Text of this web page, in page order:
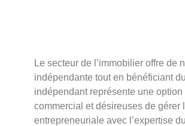
Le secteur de l’immobilier offre
indépendante tout en bénéficiant
indépendant représente une
commercial et désireuses de gérer
entrepreneuriale avec l’expertise